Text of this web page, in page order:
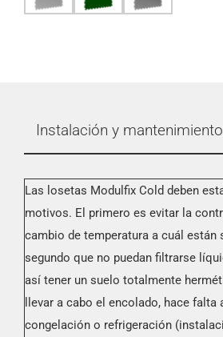
Instalación y mantenimiento
Las losetas Modulfix Cold deben
motivos. El primero es evitar la
cambio de temperatura a cuál están
segundo que no puedan filtrarse
así tener un suelo totalmente
llevar a cabo el encolado, hace
congelación o refrigeración